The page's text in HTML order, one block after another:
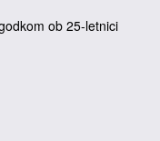
ob 25-letnici